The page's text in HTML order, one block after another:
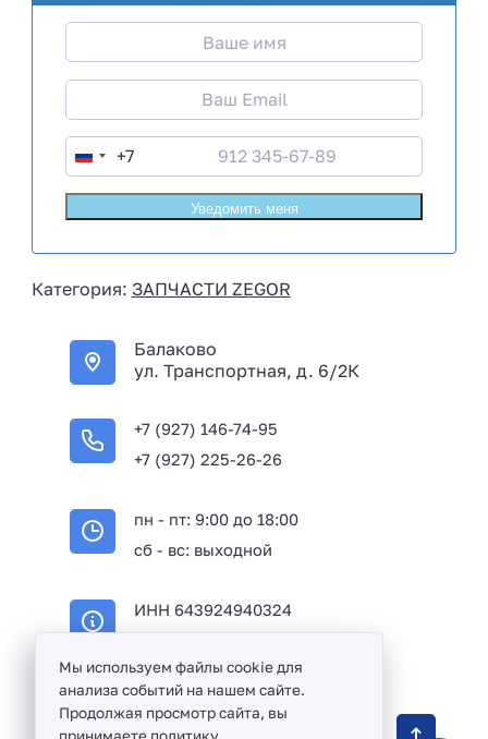
R
u
s
a
7
+7
Категория: ЗАПЧАСТИ ZEGOR
Балаково
ул. Транспортная, д. 6/2К
+7 (927) 146-74-95
+7 (927) 225-26-26
пн - пт: 9:00 до 18:00
сб - вс: выходной
ИНН 643924940324
Оптовая продажа сантехники и комплектующих
Мы используем файлы cookie для
анализа событий на нашем сайте.
Продолжая просмотр сайта, вы